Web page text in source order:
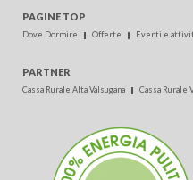
PAGINE TOP
Dove Dormire Offerte Eventi e
PARTNER
Cassa Rurale Alta Valsugana Cassa Rurale